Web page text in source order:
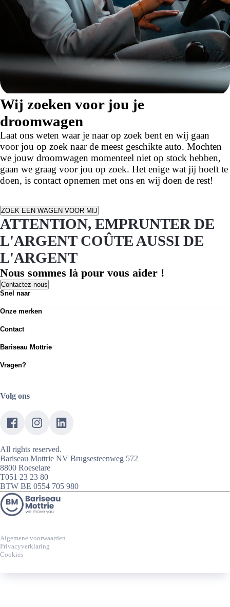
Wij zoeken voor jou je
droomwagen
Laat ons weten waar je naar op zoek bent en wij gaan
voor jou op zoek naar de meest geschikte auto. Mochten
we jouw droomwagen momenteel niet op stock hebben,
gaan we graag voor jou op zoek. Het enige wat jij hoeft te
doen, is contact opnemen met ons en wij doen de rest!
ZOEK EEN WAGEN VOOR MIJ
ATTENTION, EMPRUNTER DE
L'ARGENT COÛTE AUSSI DE
L'ARGENT
Nous sommes là pour vous aider !
Contactez-nous
Snel naar
Voorraad tweedehands
Voorraad fietsen
For Business
Onze merken
Abarth
Fiat
Jeep
Nissan
Caramel Campers
Contact
Vestigingen
Werkplaatsafspraak
Bariseau Mottrie
Onze diensten
Vragen?
Volg ons
All rights reserved.
Bariseau Mottrie NV Brugsesteenweg 572
8800 Roeselare
T051 23 23 80
BTW BE 0554 705 980
Algemene voorwaarden
Privacyverklaring
Cookies